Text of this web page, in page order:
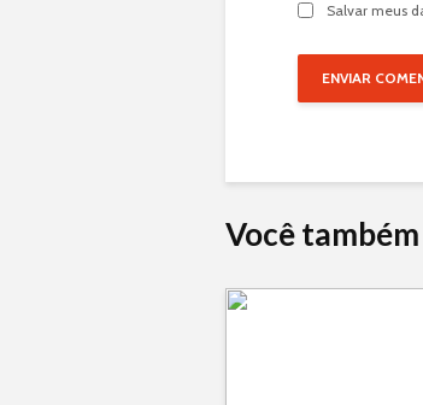
Salvar meus
Você